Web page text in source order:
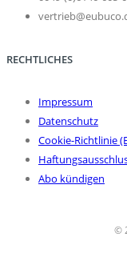
RECHTLICHES
Impressum
Datenschutz
Cookie-Richtlinie
Abo kündigen
©